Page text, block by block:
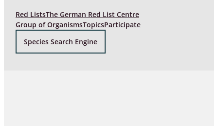
Red ListsThe German Red List Centre
Group of OrganismsTopicsParticipate
Species Search Engine